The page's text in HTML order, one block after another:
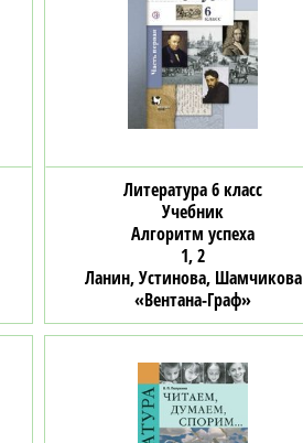
Литература 6 класс
Учебник
Алгоритм успеха
1, 2
Ланин, Устинова, Шамчикова
«Вентана-Граф»